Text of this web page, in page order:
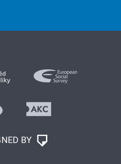
BY